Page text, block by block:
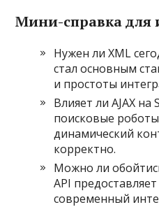
Мини-справка для
Нужен ли XML
стал основным
и простоты
Влияет ли AJAX на
поисковые
динамический
корректно.
Можно ли
API
современный